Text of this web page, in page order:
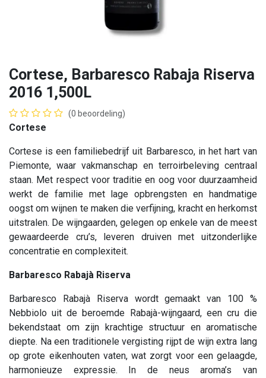
Cortese, Barbaresco Rabaja Riserva
2016 1,500L
(0 beoordeling)
Cortese
Cortese is een familiebedrijf uit Barbaresco, in het hart van
Piemonte, waar vakmanschap en terroirbeleving centraal
staan. Met respect voor traditie en oog voor duurzaamheid
werkt de familie met lage opbrengsten en handmatige
oogst om wijnen te maken die verfijning, kracht en herkomst
uitstralen. De wijngaarden, gelegen op enkele van de meest
gewaardeerde cru’s, leveren druiven met uitzonderlijke
concentratie en complexiteit.
Barbaresco Rabajà Riserva
Barbaresco Rabajà Riserva wordt gemaakt van 100 %
Nebbiolo uit de beroemde Rabajà-wijngaard, een cru die
bekendstaat om zijn krachtige structuur en aromatische
diepte. Na een traditionele vergisting rijpt de wijn extra lang
op grote eikenhouten vaten, wat zorgt voor een gelaagde,
harmonieuze expressie. In de neus aroma’s van